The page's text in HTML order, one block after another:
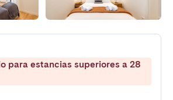
para estancias superiores a 28